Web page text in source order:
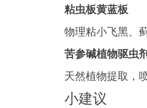
粘虫板黄蓝板
物理粘小飞黑、
苦参碱植物驱虫
天然植物提取，
小建议